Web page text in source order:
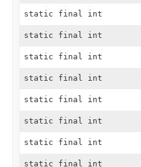
static final int
static final int
static final int
static final int
static final int
static final int
static final int
static final int